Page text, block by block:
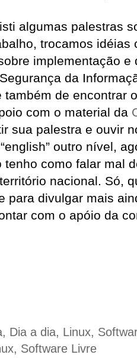
algumas palestras
trocamos idéias
implementação e
da
também de encontrar
com o material da
sua palestra e ouvir
outro nível,
tenho como falar mal
nacional. Só,
para divulgar mais
com o apóio da
, Dia a dia, Linux,
, Software Livre